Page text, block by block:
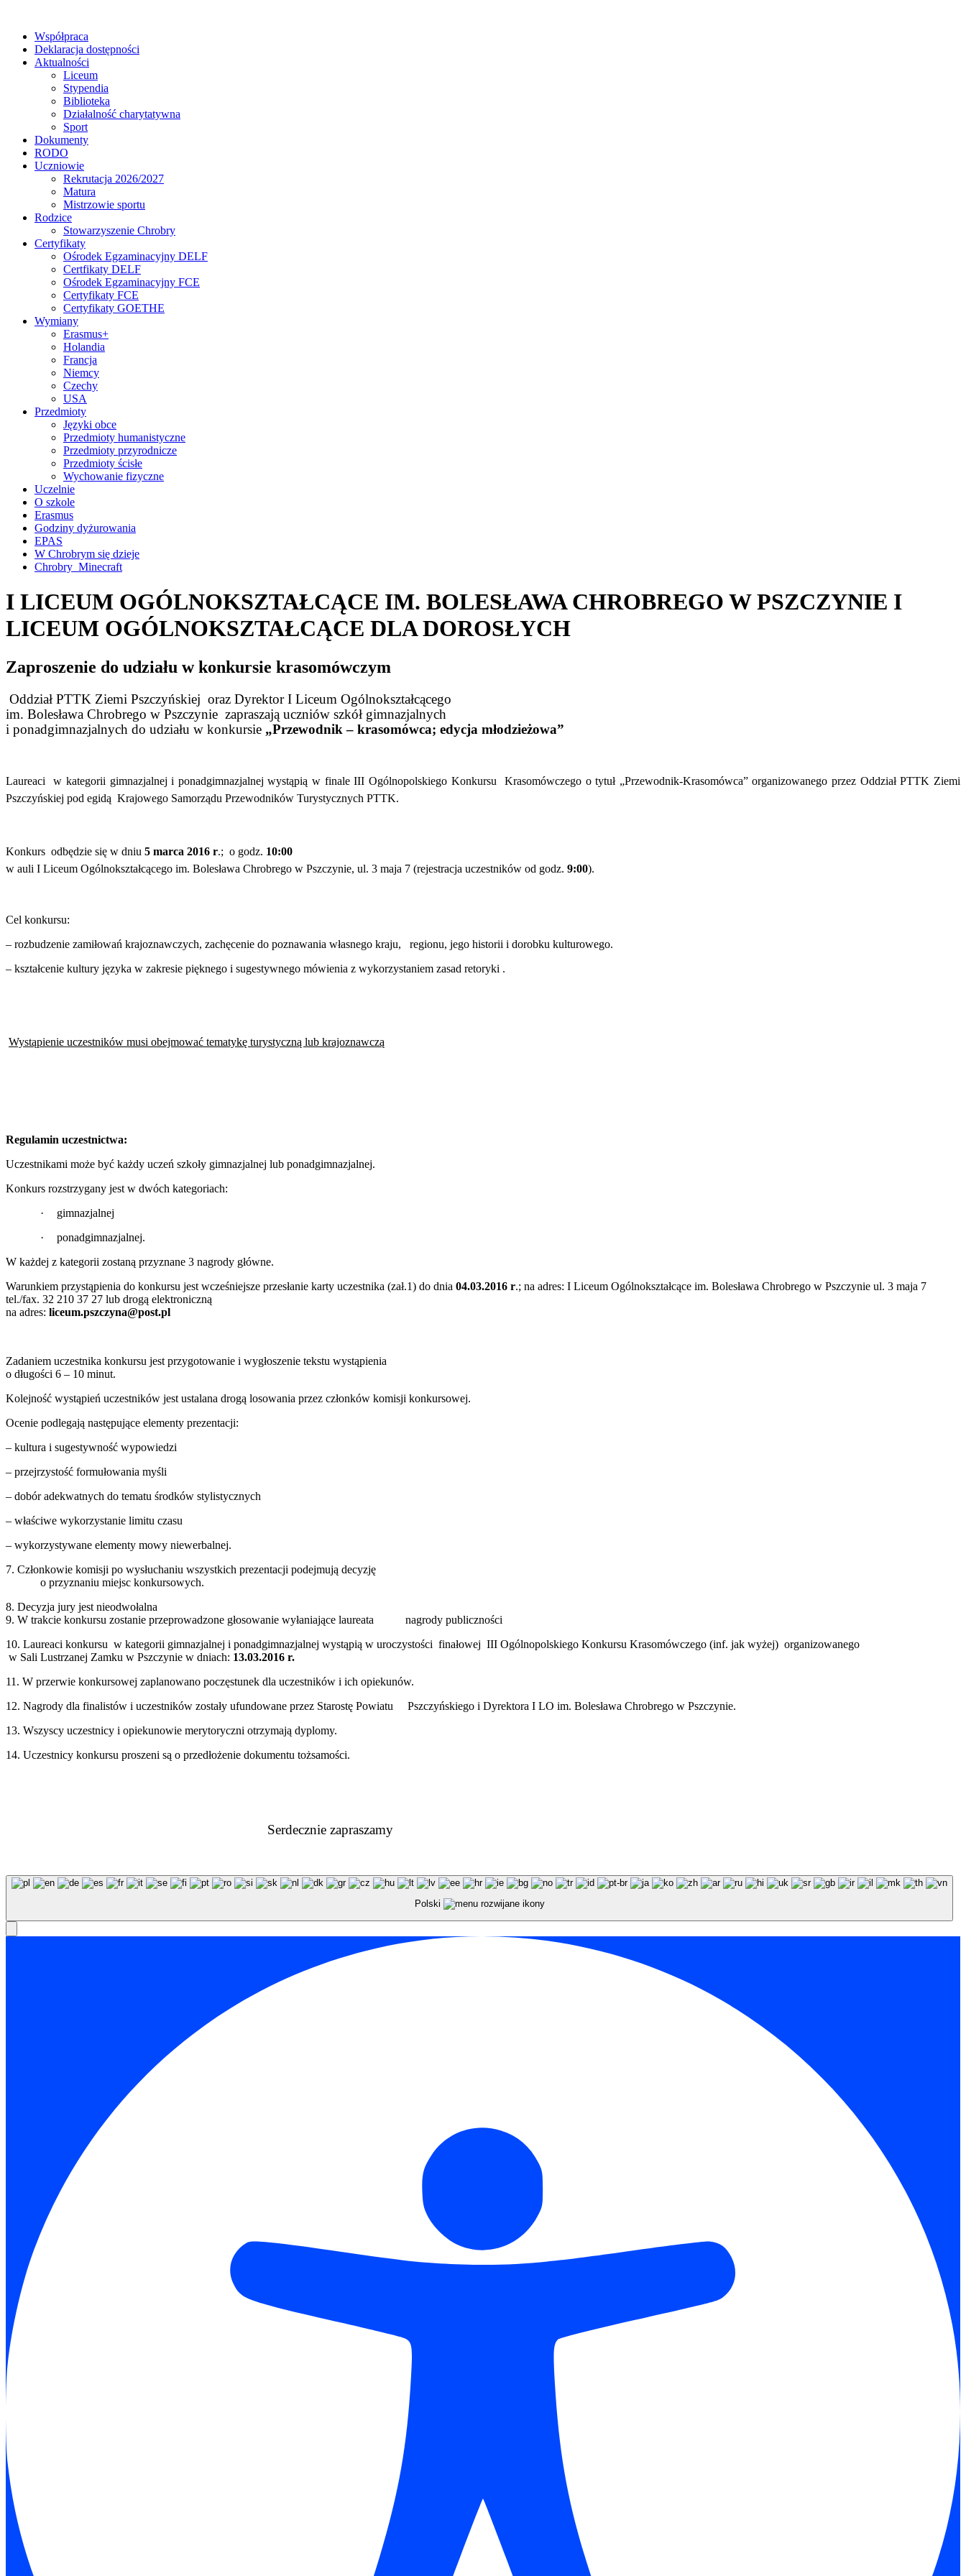
Współpraca
Deklaracja dostępności
Aktualności
Liceum
Stypendia
Biblioteka
Działalność charytatywna
Sport
Dokumenty
RODO
Uczniowie
Rekrutacja 2026/2027
Matura
Mistrzowie sportu
Rodzice
Stowarzyszenie Chrobry
Certyfikaty
Ośrodek Egzaminacyjny DELF
Certfikaty DELF
Ośrodek Egzaminacyjny FCE
Certyfikaty FCE
Certyfikaty GOETHE
Wymiany
Erasmus+
Holandia
Francja
Niemcy
Czechy
USA
Przedmioty
Języki obce
Przedmioty humanistyczne
Przedmioty przyrodnicze
Przedmioty ścisłe
Wychowanie fizyczne
Uczelnie
O szkole
Erasmus
Godziny dyżurowania
EPAS
W Chrobrym się dzieje
Chrobry_Minecraft
I LICEUM OGÓLNOKSZTAŁCĄCE IM. BOLESŁAWA CHROBREGO W PSZCZYNIE I
LICEUM OGÓLNOKSZTAŁCĄCE DLA DOROSŁYCH
Zaproszenie do udziału w konkursie krasomówczym
Oddział PTTK Ziemi Pszczyńskiej oraz Dyrektor I Liceum Ogólnokształcącego
im. Bolesława Chrobrego w Pszczynie zapraszają uczniów szkół gimnazjalnych
i ponadgimnazjalnych do udziału w konkursie „Przewodnik – krasomówca; edycja młodzieżowa”
Laureaci w kategorii gimnazjalnej i ponadgimnazjalnej wystąpią w finale III Ogólnopolskiego Konkursu Krasomówczego o tytuł „Przewodnik-Krasomówca” organizowanego przez Oddział PTTK Ziemi
Pszczyńskiej pod egidą Krajowego Samorządu Przewodników Turystycznych PTTK.
Konkurs odbędzie się w dniu 5 marca 2016 r.; o godz. 10:00
w auli I Liceum Ogólnokształcącego im. Bolesława Chrobrego w Pszczynie, ul. 3 maja 7 (rejestracja uczestników od godz. 9:00).
Cel konkursu:
– rozbudzenie zamiłowań krajoznawczych, zachęcenie do poznawania własnego kraju, regionu, jego historii i dorobku kulturowego.
– kształcenie kultury języka w zakresie pięknego i sugestywnego mówienia z wykorzystaniem zasad retoryki .
Wystąpienie uczestników musi obejmować tematykę turystyczną lub krajoznawczą
Regulamin uczestnictwa:
Uczestnikami może być każdy uczeń szkoły gimnazjalnej lub ponadgimnazjalnej.
Konkurs rozstrzygany jest w dwóch kategoriach:
·
gimnazjalnej
·
ponadgimnazjalnej.
W każdej z kategorii zostaną przyznane 3 nagrody główne.
Warunkiem przystąpienia do konkursu jest wcześniejsze przesłanie karty uczestnika (zał.1) do dnia 04.03.2016 r.; na adres: I Liceum Ogólnokształcące im. Bolesława Chrobrego w Pszczynie ul. 3 maja 7
tel./fax. 32 210 37 27 lub drogą elektroniczną
na adres: liceum.pszczyna@post.pl
Zadaniem uczestnika konkursu jest przygotowanie i wygłoszenie tekstu wystąpienia
o długości 6 – 10 minut.
Kolejność wystąpień uczestników jest ustalana drogą losowania przez członków komisji konkursowej.
Ocenie podlegają następujące elementy prezentacji:
– kultura i sugestywność wypowiedzi
– przejrzystość formułowania myśli
– dobór adekwatnych do tematu środków stylistycznych
– właściwe wykorzystanie limitu czasu
– wykorzystywane elementy mowy niewerbalnej.
7. Członkowie komisji po wysłuchaniu wszystkich prezentacji podejmują decyzję
o przyznaniu miejsc konkursowych.
8. Decyzja jury jest nieodwołalna
9. W trakcie konkursu zostanie przeprowadzone głosowanie wyłaniające laureata nagrody publiczności
10. Laureaci konkursu w kategorii gimnazjalnej i ponadgimnazjalnej wystąpią w uroczystości finałowej III Ogólnopolskiego Konkursu Krasomówczego (inf. jak wyżej) organizowanego
w Sali Lustrzanej Zamku w Pszczynie w dniach: 13.03.2016 r.
11. W przerwie konkursowej zaplanowano poczęstunek dla uczestników i ich opiekunów.
12. Nagrody dla finalistów i uczestników zostały ufundowane przez Starostę Powiatu Pszczyńskiego i Dyrektora I LO im. Bolesława Chrobrego w Pszczynie.
13. Wszyscy uczestnicy i opiekunowie merytoryczni otrzymają dyplomy.
14. Uczestnicy konkursu proszeni są o przedłożenie dokumentu tożsamości.
Serdecznie zapraszamy
Polski